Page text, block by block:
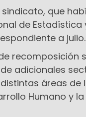
que
de Estadística
a julio.
recomposición
adicionales
áreas de
Humano y